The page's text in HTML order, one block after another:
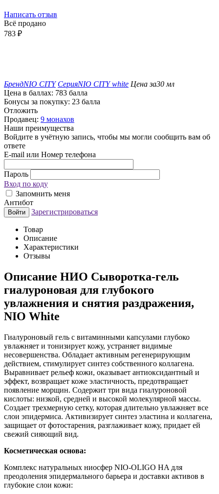
Написать отзыв
Всё продано
783 ₽
БрендNIO CITY СерияNIO CITY white Цена за30 мл
Цена в баллах: 783 балла
Бонусы за покупку: 23 балла
Отложить
Продавец: 9 монахов
Наши преимущества
Войдите в учётную запись, чтобы мы могли сообщить вам об
ответе
E-mail или Номер телефона
Пароль
Вход по коду
Запомнить меня
Антибот
Войти Зарегистрироваться
Товар
Описание
Характеристики
Отзывы
Описание НИО Сыворотка-гель
гиалуроновая для глубокого
увлажнения и снятия раздражения,
NIO White
Гиалуроновый гель с витаминными капсулами глубоко
увлажняет и тонизирует кожу, устраняет видимые
несовершенства. Обладает активным регенерирующим
действием, стимулирует синтез собственного коллагена.
Выравнивает рельеф кожи, оказывает антиоксидантный и
эффект, возвращает коже эластичность, предотвращает
появление морщин. Содержит три вида гиалуроновой
кислоты: низкой, средней и высокой молекулярной массы.
Создает трехмерную сетку, которая длительно увлажняет все
слои эпидермиса. Активизирует синтез эластина и коллагена,
защищает от фотостарения, разглаживает кожу, придает ей
свежий сияющий вид.
Косметическая основа:
Комплекс натуральных ниосфер NIO-OLIGO HA для
преодоления эпидермального барьера и доставки активов в
глубокие слои кожи: